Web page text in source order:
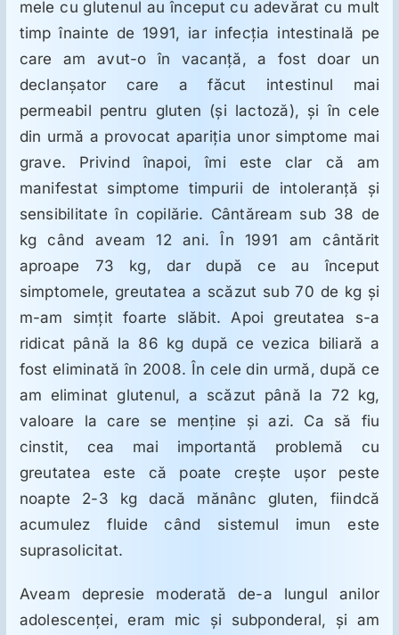
mele cu glutenul au început cu adevărat cu mult
timp înainte de 1991, iar infecţia intestinală pe
care am avut-o în vacanţă, a fost doar un
declanşator care a făcut intestinul mai
permeabil pentru gluten (şi lactoză), şi în cele
din urmă a provocat apariţia unor simptome mai
grave. Privind înapoi, îmi este clar că am
manifestat simptome timpurii de intoleranţă şi
sensibilitate în copilărie. Cântăream sub 38 de
kg când aveam 12 ani. În 1991 am cântărit
aproape 73 kg, dar după ce au început
simptomele, greutatea a scăzut sub 70 de kg şi
m-am simţit foarte slăbit. Apoi greutatea s-a
ridicat până la 86 kg după ce vezica biliară a
fost eliminată în 2008. În cele din urmă, după ce
am eliminat glutenul, a scăzut până la 72 kg,
valoare la care se menţine şi azi. Ca să fiu
cinstit, cea mai importantă problemă cu
greutatea este că poate creşte uşor peste
noapte 2-3 kg dacă mănânc gluten, fiindcă
acumulez fluide când sistemul imun este
suprasolicitat.
Aveam depresie moderată de-a lungul anilor
adolescenţei, eram mic şi subponderal, şi am